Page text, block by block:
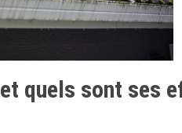
quels sont ses